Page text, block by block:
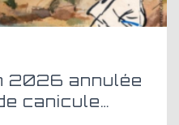
2026 annulée
canicule…